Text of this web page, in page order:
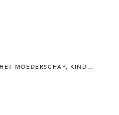
HET MOEDERSCHAP, KINDEREN